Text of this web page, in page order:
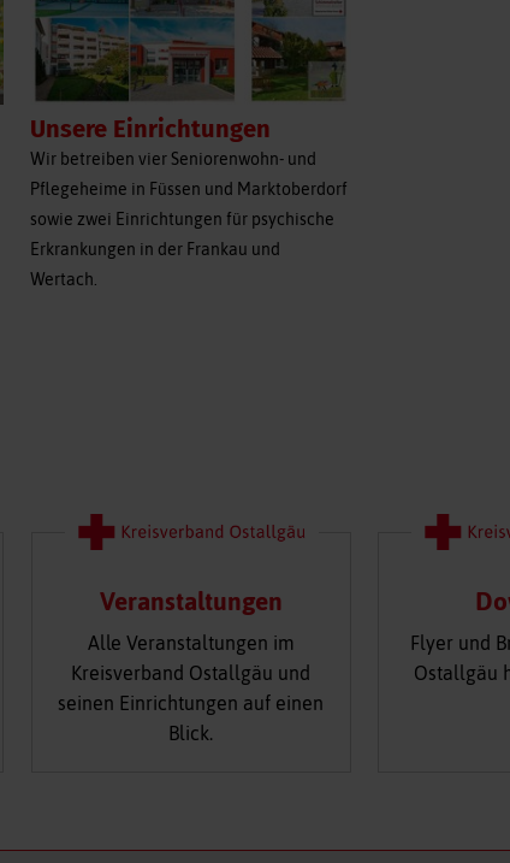
Unsere Einrichtungen
Wir betreiben vier Seniorenwohn- und
Pflegeheime in Füssen und Marktoberdorf
sowie zwei Einrichtungen für psychische
Erkrankungen in der Frankau und
Wertach.
Veranstaltungen
Alle Veranstaltungen im
Kreisverband Ostallgäu und
seinen Einrichtungen auf einen
Blick.
Flyer und
Ostallgäu